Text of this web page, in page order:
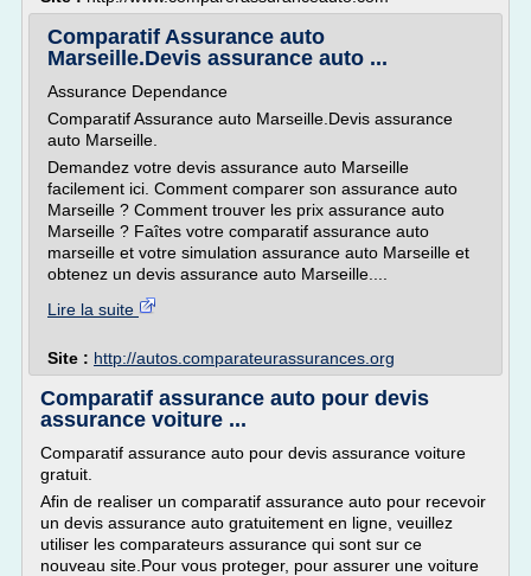
Comparatif Assurance auto
Marseille.Devis assurance auto ...
Assurance Dependance
Comparatif Assurance auto Marseille.Devis assurance
auto Marseille.
Demandez votre devis assurance auto Marseille
facilement ici. Comment comparer son assurance auto
Marseille ? Comment trouver les prix assurance auto
Marseille ? Faîtes votre comparatif assurance auto
marseille et votre simulation assurance auto Marseille et
obtenez un devis assurance auto Marseille....
Lire la suite
Site : http://autos.comparateurassurances.org
Comparatif assurance auto pour devis
assurance voiture ...
Comparatif assurance auto pour devis assurance voiture
gratuit.
Afin de realiser un comparatif assurance auto pour recevoir
un devis assurance auto gratuitement en ligne, veuillez
utiliser les comparateurs assurance qui sont sur ce
nouveau site.Pour vous proteger, pour assurer une voiture